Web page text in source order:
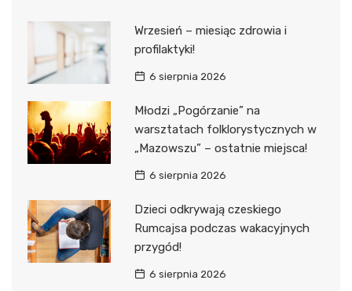
Wrzesień – miesiąc zdrowia i
profilaktyki!
6 sierpnia 2026
Młodzi „Pogórzanie” na
warsztatach folklorystycznych w
„Mazowszu” – ostatnie miejsca!
6 sierpnia 2026
Dzieci odkrywają czeskiego
Rumcajsa podczas wakacyjnych
przygód!
6 sierpnia 2026